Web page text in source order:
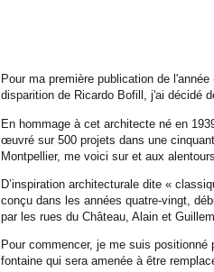
Pour ma première publication de
disparition de Ricardo Bofill, j'ai décidé
En hommage à cet architecte né en
œuvré sur 500 projets dans une
Montpellier, me voici sur et aux
D’inspiration architecturale dite «
conçu dans les années quatre-vingt,
par les rues du Château, Alain et
Pour commencer, je me suis
fontaine qui sera amenée à être